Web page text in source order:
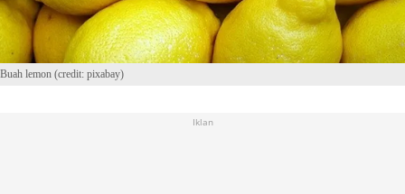
Buah lemon (credit: pixabay)
Iklan